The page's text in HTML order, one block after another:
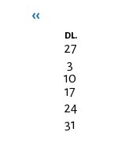
Paginació
‹‹
DL.
27
3
10
17
24
31